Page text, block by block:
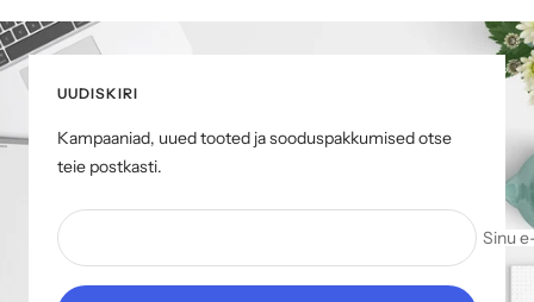
UUDISKIRI
Kampaaniad, uued tooted ja sooduspakkumised otse
teie postkasti.
Sinu